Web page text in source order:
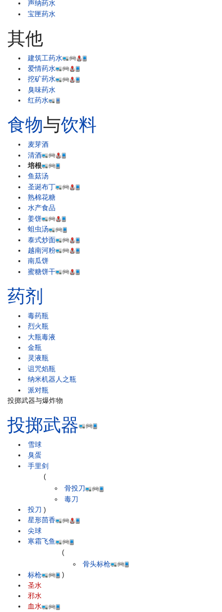
声纳药水
宝匣药水
其他
建筑工药水
爱情药水
挖矿药水
臭味药水
红药水
食物与饮料
麦芽酒
清酒
培根
鱼菇汤
圣诞布丁
熟棉花糖
水产食品
姜饼
蛆虫汤
泰式炒面
越南河粉
南瓜饼
蜜糖饼干
药剂
毒药瓶
烈火瓶
大瓶毒液
金瓶
灵液瓶
诅咒焰瓶
纳米机器人之瓶
派对瓶
投掷武器与爆炸物
投掷武器
雪球
臭蛋
手里剑
投刀
(
骨投刀
毒刀
)
星形茴香
尖球
寒霜飞鱼
标枪
(
骨头标枪
)
圣水
邪水
血水